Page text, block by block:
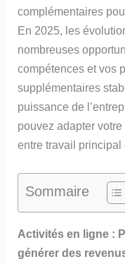
complémentaires
En 2025, les
nombreuses
compétences et vos
supplémentaires
puissance de
pouvez adapter
entre travail
Sommaire
Activités en ligne :
générer des